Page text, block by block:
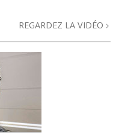
REGARDEZ LA VIDÉO